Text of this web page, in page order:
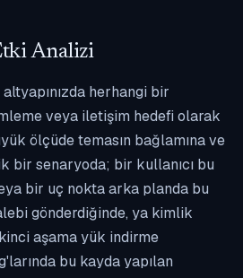
Analizi
herhangi bir
veya iletişim hedefi olarak
ölçüde temasın bağlamına ve
bir senaryoda; bir kullanıcı bu
bir uç nokta arka planda bu
gönderdiğinde, ya kimlik
aşama yük indirme
bu kayda yapılan